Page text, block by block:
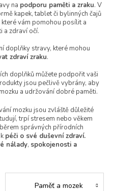
na podporu paměti a zraku. V
kapek, tablet či bylinných čajů
které vám pomohou posílit a
a zdraví očí.
doplňky stravy, které mohou
zdraví zraku.
doplňků můžete podpořit vaši
jsou pečlivě vybrány, aby
a udržování dobré paměti.
mozku jsou zvláště důležité
trpí stresem nebo věkem
správných přírodních
péči o své duševní zdraví.
nálady, spokojenosti a
Paměť a mozek